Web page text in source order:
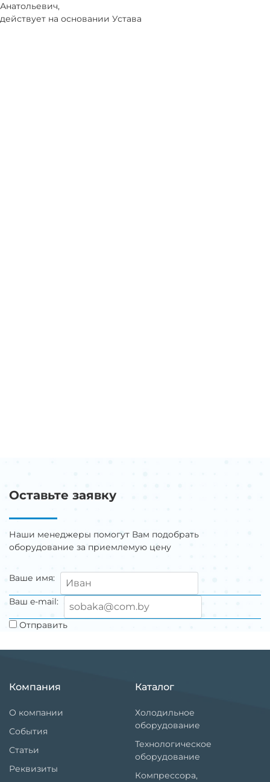
Анатольевич,
действует на основании Устава
Оставьте заявку
Наши менеджеры помогут Вам подобрать
оборудование за приемлемую цену
Ваше имя:
Ваш e-mail:
Отправить
Компания
О компании
События
Статьи
Реквизиты
Каталог
Холодильное
оборудование
Технологическое
оборудование
Компрессора,